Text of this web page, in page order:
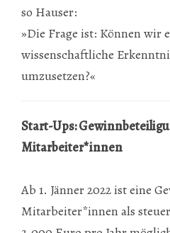
so Hauser:
»Die Frage ist: Können wir
wissenschaftliche
umzusetzen?«
Start-Ups:
Mitarbeiter*innen
Ab 1. Jänner 2022 ist eine
Mitarbeiter*innen als